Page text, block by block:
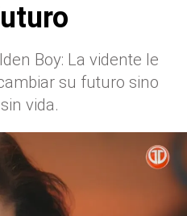
Boy: La vidente le
su futuro sino
vida.